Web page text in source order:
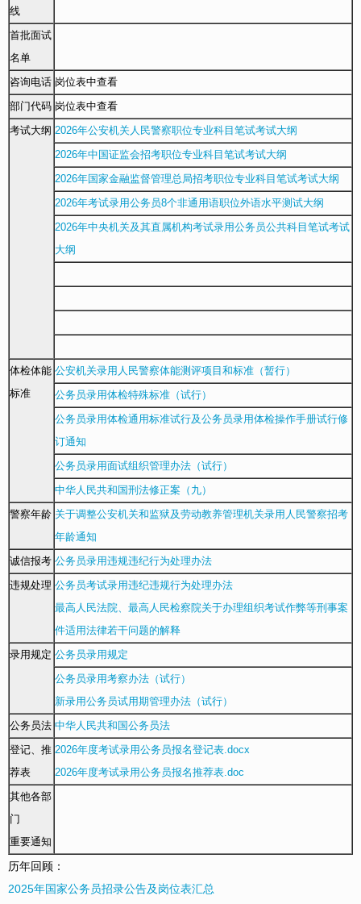
线
首批面试
名单
咨询电话 岗位表中查看
部门代码 岗位表中查看
考试大纲 2026年公安机关人民警察职位专业科目笔试考试大纲
2026年中国证监会招考职位专业科目笔试考试大纲
2026年国家金融监督管理总局招考职位专业科目笔试考试大纲
2026年考试录用公务员8个非通用语职位外语水平测试大纲
2026年中央机关及其直属机构考试录用公务员公共科目笔试考试
大纲
体检体能
标准
公安机关录用人民警察体能测评项目和标准（暂行）
公务员录用体检特殊标准（试行）
公务员录用体检通用标准试行及公务员录用体检操作手册试行修
订通知
公务员录用面试组织管理办法（试行）
中华人民共和国刑法修正案（九）
警察年龄 关于调整公安机关和监狱及劳动教养管理机关录用人民警察招考
年龄通知
诚信报考 公务员录用违规违纪行为处理办法
违规处理 公务员考试录用违纪违规行为处理办法
最高人民法院、最高人民检察院关于办理组织考试作弊等刑事案
件适用法律若干问题的解释
录用规定 公务员录用规定
公务员录用考察办法（试行）
新录用公务员试用期管理办法（试行）
公务员法 中华人民共和国公务员法
登记、推
荐表
2026年度考试录用公务员报名登记表.docx
2026年度考试录用公务员报名推荐表.doc
其他各部
门
重要通知
历年回顾：
2025年国家公务员招录公告及岗位表汇总